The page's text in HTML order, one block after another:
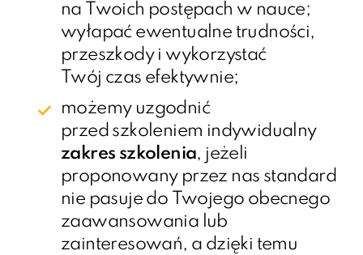
na Twoich postępach w nauce;
wyłapać ewentualne trudności,
przeszkody i wykorzystać
Twój czas efektywnie;
możemy uzgodnić
przed szkoleniem indywidualny
zakres szkolenia, jeżeli
proponowany przez nas standard
nie pasuje do Twojego obecnego
zaawansowania lub
zainteresowań, a dzięki temu